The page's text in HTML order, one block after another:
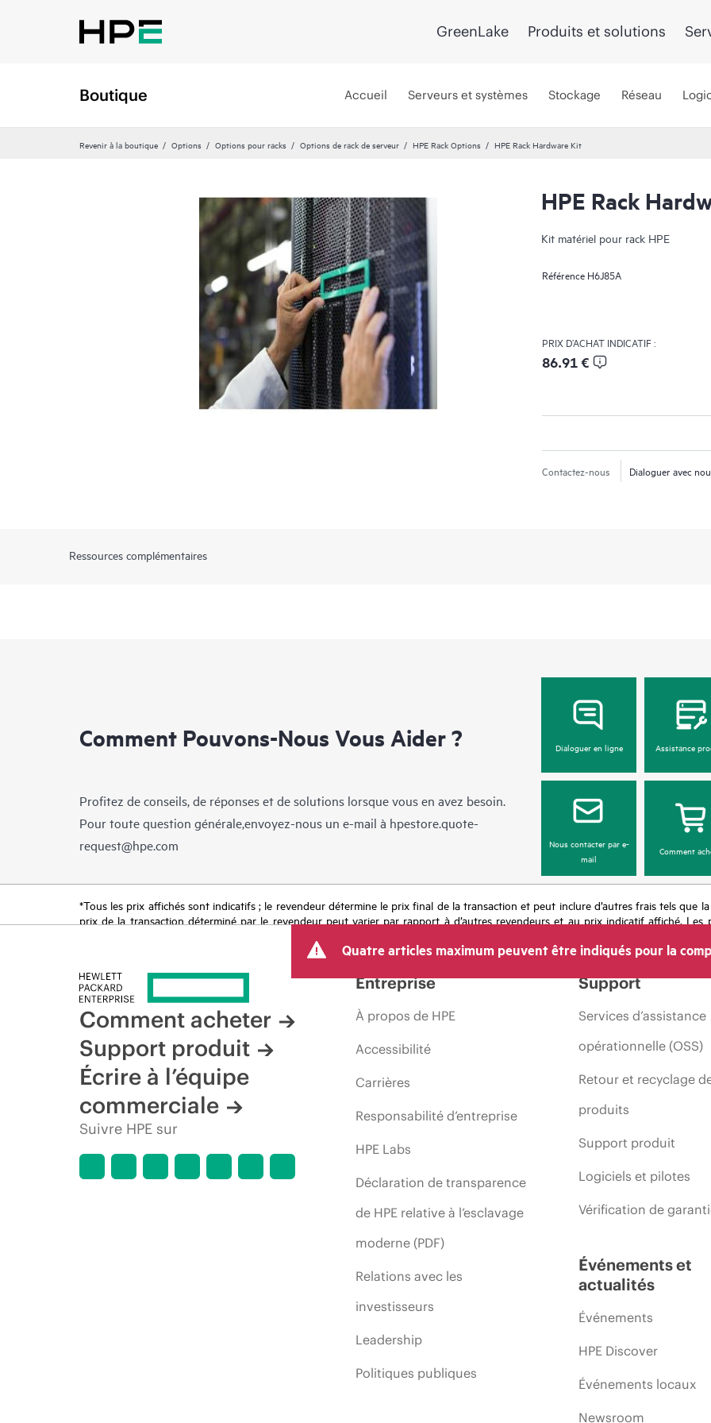
GreenLake Produits et solutions
Boutique Accueil Serveurs et systèmes Stockage Réseau
Revenir à la boutique Options Options pour racks Options de rack de serveur HPE Rack Options HPE Rack Hardware Kit
HPE Rack
Kit matériel pour rack HPE
Référence H6J85A
PRIX D’ACHAT INDICATIF :
86.91 €
Contactez-nous Dialoguer avec
Ressources complémentaires
Comment Pouvons-Nous Vous Aider ?
Profitez de conseils, de réponses et de solutions lorsque vous en avez besoin.
Pour toute question générale,envoyez-nous un e-mail à hpestore.quote-
request@hpe.com
Dialoguer en ligne Assistance
Nous contacter par e-
mail
Comment
*Tous les prix affichés sont indicatifs ; le revendeur détermine le prix final de la transaction et peut inclure d’autres frais tels que
prix de la transaction déterminé par le revendeur peut varier par rapport à d’autres revendeurs et au prix indicatif affiché.
produit, la disponibilité restreinte d’un produit, la fin d’une période de promotion et des erreurs dans les publicités.
Quatre articles maximum peuvent être indiqués pour la
Comment acheter
Support produit
Écrire à l’équipe
commerciale
Suivre HPE sur
Entreprise
À propos de HPE
Accessibilité
Carrières
Responsabilité d’entreprise
HPE Labs
Déclaration de transparence
de HPE relative à l’esclavage
moderne (PDF)
Relations avec les
investisseurs
Leadership
Politiques publiques
Support
Services d’assistance
opérationnelle (OSS)
Retour et recyclage
produits
Support produit
Logiciels et pilotes
Vérification de
Événements et
actualités
Événements
HPE Discover
Événements locaux
Newsroom